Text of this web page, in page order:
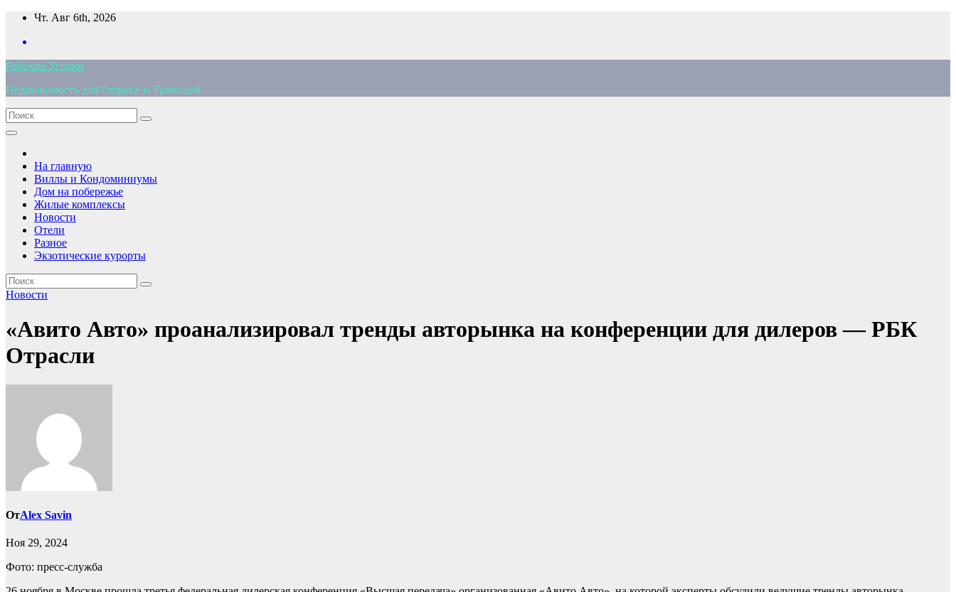
Перейти
содержимому
Чт. Авг 6th, 2026
Райские Уголки
Недвижимость для Отдыха за Границей
На главную
Виллы и Кондоминиумы
Дом на побережье
Жилые комплексы
Новости
Отели
Разное
Экзотические курорты
Новости
«Авито Авто» проанализировал тренды авторынка на конференции для дилеров — РБК
Отрасли
ОтAlex Savin
Ноя 29, 2024
Фото: пресс-служба